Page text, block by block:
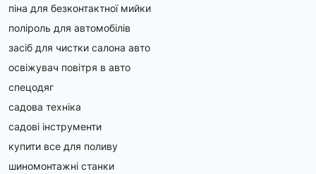
смартфонів, ліхтарик та навіть джерело
живлення для електроінструменту.
Як вибрати пускозарядний пристрій?
Для вантажівок та спецтехніки краще вибрати
потужні пристрої зі струмом від 1000А.
станції з регулюванням напруги та захистом від
стрибків.
піна для безконтактної мийки
поліроль для автомобілів
засіб для чистки салона авто
освіжувач повітря в авто
спецодяг
садова техніка
садові інструменти
купити все для поливу
шиномонтажні станки